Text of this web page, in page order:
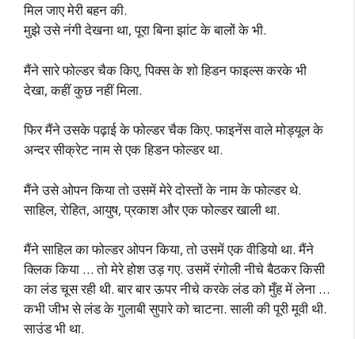
मिल जाए मेरी बहन की.
मुझे उसे नंगी देखना था, पूरा बिना झांट के बालों के भी.
मैंने सारे फोल्डर चैक किए, पिक्स के शो हिडन फाइल्स करके भी
देखा, कहीं कुछ नहीं मिला.
फिर मैंने उसके पढ़ाई के फोल्डर चैक किए. फाइनेंस वाले मोड्यूल के
अन्दर सीक्रेट नाम से एक हिडन फोल्डर था.
मैंने उसे ओपन किया तो उसमें मेरे दोस्तों के नाम के फोल्डर थे.
साहिल, रोहित, आयुष, प्रकाश और एक फोल्डर खाली था.
मैंने साहिल का फोल्डर ओपन किया, तो उसमें एक वीडियो था. मैंने
क्लिक किया … तो मेरे होश उड़ गए. उसमें रंगोली नीचे बैठकर किसी
का लंड चूस रही थी. बार बार ऊपर नीचे करके लंड को मुँह में लेना …
कभी जीभ से लंड के गुलाबी सुपारे को चाटना. साली की पूरी मूवी थी.
साउंड भी था.